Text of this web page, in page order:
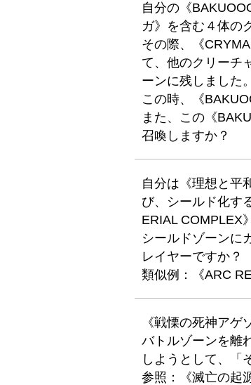
自分の《
ガ》を含む４体の
その際、《
て、他のクリーチ
ーンに残しました。
この時、《
また、この《
召喚しますか？
自分は《理想と平
び、シールド化す
ERIAL COMPLEX
シールドゾーンに
レイヤーですか？
類似例：《ARC
《戦慄の死神ア
バトルゾーンを離
しようとして、「
参照：《滅亡の起